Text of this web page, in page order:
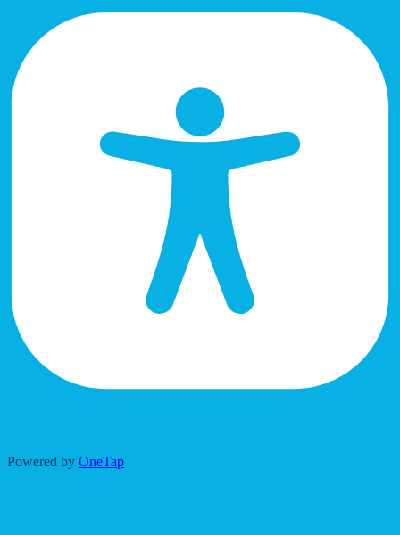
Powered by OneTap